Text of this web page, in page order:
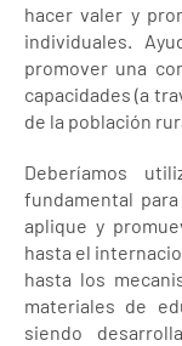
hacer valer y
individuales.
promover una
capacidades (a
de la población
Deberíamos
fundamental
aplique y
hasta el
hasta los
materiales de
siendo